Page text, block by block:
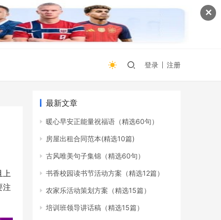
✕
登录 注册
上
注
最新文章
暖心早安正能量祝福语（精选60句）
房屋出租合同范本(精选10篇)
古风唯美句子集锦（精选60句）
书香校园读书节活动方案（精选12篇）
农家乐活动策划方案（精选15篇）
培训班领导讲话稿（精选15篇）